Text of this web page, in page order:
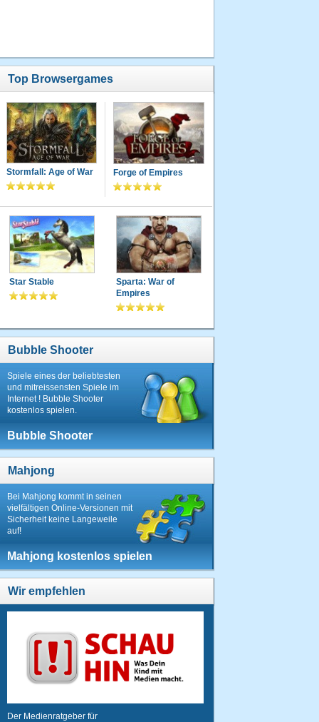
Top Browsergames
Stormfall: Age of War Forge of Empires
Star Stable
Sparta: War of
Empires
Bubble Shooter
Spiele eines der beliebtesten
und mitreissensten Spiele im
Internet ! Bubble Shooter
kostenlos spielen.
Bubble Shooter
Mahjong
Bei Mahjong kommt in seinen
vielfältigen Online-Versionen mit
Sicherheit keine Langeweile
auf!
Mahjong kostenlos spielen
Wir empfehlen
Der Medienratgeber für